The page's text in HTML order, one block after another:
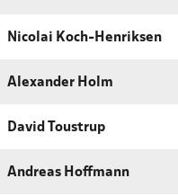
Nicolai Koch-Henriksen
Alexander Holm
David Toustrup
Andreas Hoffmann